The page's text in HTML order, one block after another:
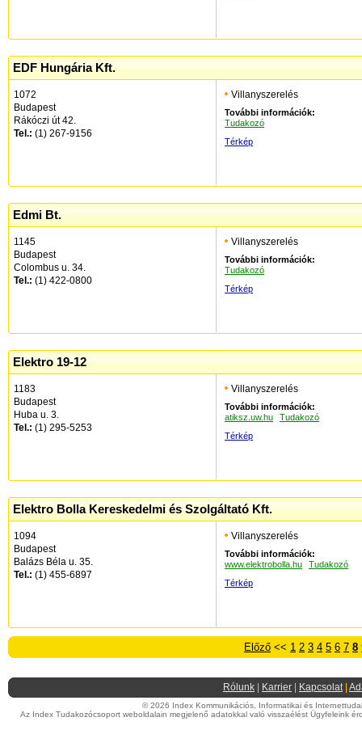
EDF Hungária Kft.
1072
Budapest
Rákóczi út 42.
Tel.: (1) 267-9156
Villanyszerelés
További információk:
Tudakozó
Térkép
Edmi Bt.
1145
Budapest
Colombus u. 34.
Tel.: (1) 422-0800
Villanyszerelés
További információk:
Tudakozó
Térkép
Elektro 19-12
1183
Budapest
Huba u. 3.
Tel.: (1) 295-5253
Villanyszerelés
További információk:
atiksz.uw.hu
Tudakozó
Térkép
Elektro Bolla Kereskedelmi és Szolgáltató Kft.
1094
Budapest
Balázs Béla u. 35.
Tel.: (1) 455-6897
Villanyszerelés
További információk:
www.elektrobolla.hu
Tudakozó
Térkép
Előző << 1 2 3 4 5 6 7 8
Rólunk Karrier Kapcsolat|
© 2026 Index Kommunikációs, Informatikai és
Az Index Tudakozócsoport weboldalain megjelenő adatokkal való visszaélést Ügyfeleink